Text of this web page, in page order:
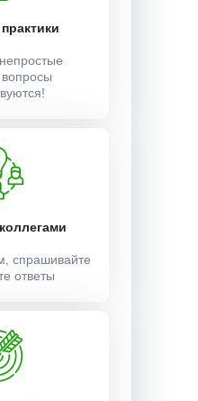
спрашивайте
ответы